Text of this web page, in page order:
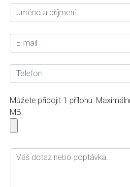
Můžete připojit 1 přílohu.
MB.